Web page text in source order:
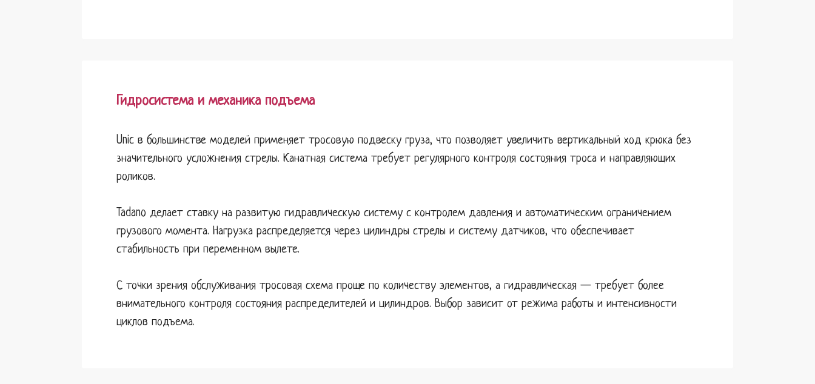
Гидросистема и механика подъема
Unic в большинстве моделей применяет тросовую подвеску груза, что позволяет увеличить вертикальный ход крюка без
значительного усложнения стрелы. Канатная система требует регулярного контроля состояния троса и направляющих
роликов.
Tadano делает ставку на развитую гидравлическую систему с контролем давления и автоматическим ограничением
грузового момента. Нагрузка распределяется через цилиндры стрелы и систему датчиков, что обеспечивает
стабильность при переменном вылете.
С точки зрения обслуживания тросовая схема проще по количеству элементов, а гидравлическая — требует более
внимательного контроля состояния распределителей и цилиндров. Выбор зависит от режима работы и интенсивности
циклов подъема.